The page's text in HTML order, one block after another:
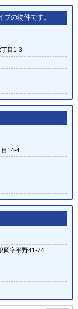
の物件です。
目1-3
14-4
岡字平野41-74